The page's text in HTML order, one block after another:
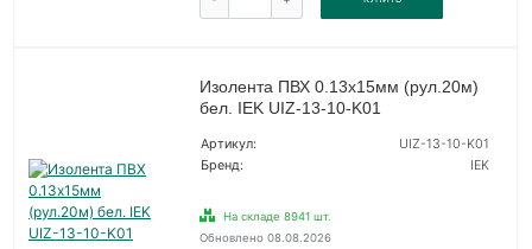
Изолента ПВХ 0.13х15мм (рул.20м)
бел. IEK UIZ-13-10-K01
Артикул:
UIZ-13-10-K01
Бренд:
IEK
На складе 8941 шт.
Обновлено 08.08.2026